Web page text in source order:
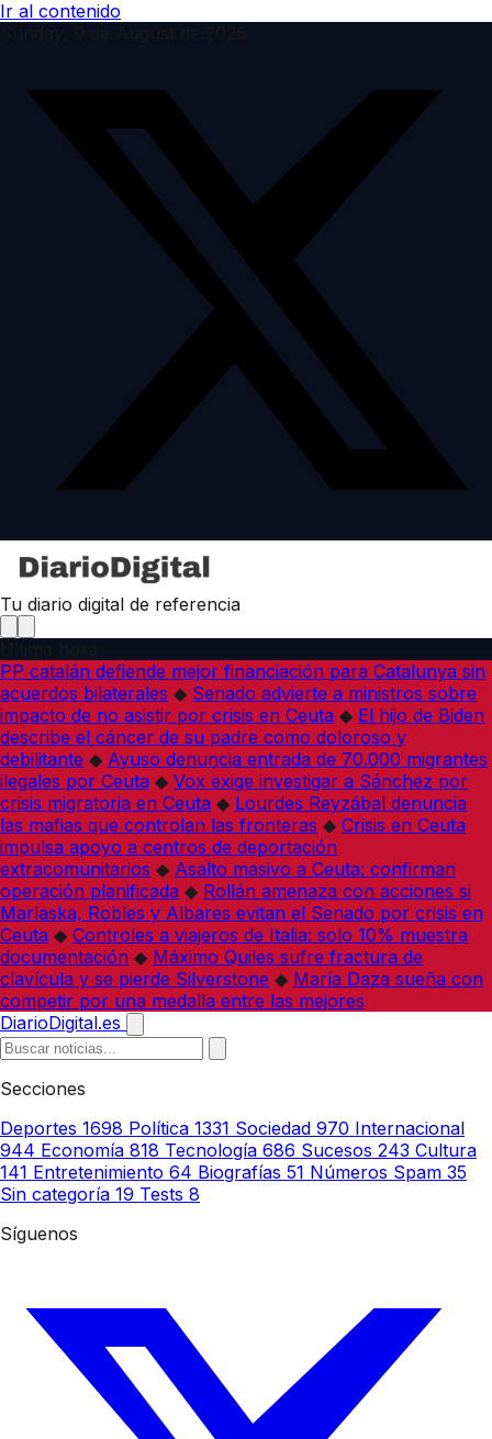
Ir al contenido
Tu diario digital de referencia
PP catalán defiende mejor financiación para Catalunya sin
acuerdos bilaterales ◆ Senado advierte a ministros sobre
impacto de no asistir por crisis en Ceuta ◆ El hijo de Biden
describe el cáncer de su padre como doloroso y
debilitante ◆ Ayuso denuncia entrada de 70.000 migrantes
ilegales por Ceuta ◆ Vox exige investigar a Sánchez por
crisis migratoria en Ceuta ◆ Lourdes Reyzábal denuncia
las mafias que controlan las fronteras ◆ Crisis en Ceuta
impulsa apoyo a centros de deportación
extracomunitarios ◆ Asalto masivo a Ceuta: confirman
operación planificada ◆ Rollán amenaza con acciones si
Marlaska, Robles y Albares evitan el Senado por crisis en
Ceuta ◆ Controles a viajeros de Italia: solo 10% muestra
documentación ◆ Máximo Quiles sufre fractura de
clavícula y se pierde Silverstone ◆ María Daza sueña con
competir por una medalla entre las mejores
DiarioDigital.es
Secciones
Deportes 1698 Política 1331 Sociedad 970 Internacional
944 Economía 818 Tecnología 686 Sucesos 243 Cultura
141 Entretenimiento 64 Biografías 51 Números Spam 35
Sin categoría 19 Tests 8
Síguenos